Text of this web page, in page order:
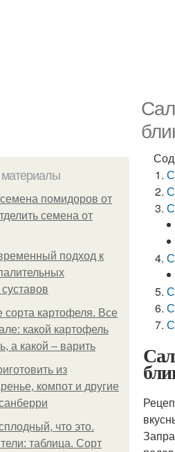
семена помидоров от
семена от
подход к
сорта картофеля. Все
какой картофель
а какой – варить
из
компот и другие
что это.
таблица. Сорт